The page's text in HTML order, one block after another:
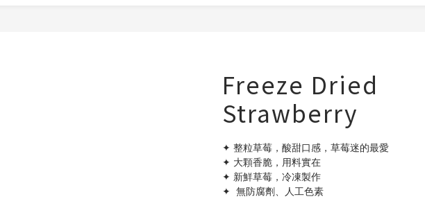
Freeze Dried
Strawberry
✦ 整粒草莓，酸甜口感，草莓迷的最愛
✦ 大顆香脆，用料實在
✦ 新鮮草莓，冷凍製作
✦  無防腐劑、人工色素